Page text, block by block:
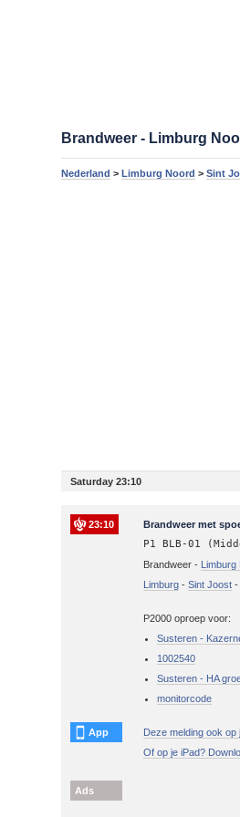
Brandweer - Limburg
Nederland >Limburg Noord >Sint
Saturday 23:10
23:10 Brandweer met
P1 BLB-01
Brandweer - Limburg
Limburg -Sint Joost
P2000 oproep voor:
Susteren -
1002540
Susteren - HA
monitorcode
App
Deze melding ook op
Of op je iPad?
Ads